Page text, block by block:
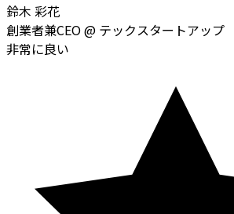
鈴木 彩花
創業者兼CEO@ テックスタートアップ
非常に良い